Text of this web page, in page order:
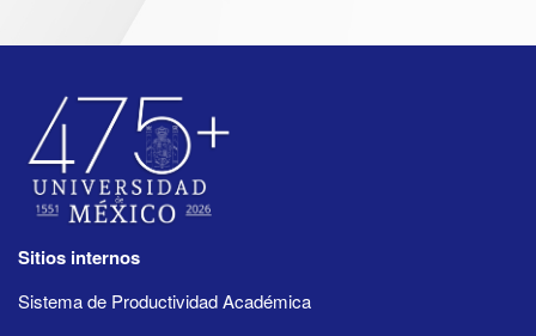
Sitios internos
Sistema de Productividad Académica